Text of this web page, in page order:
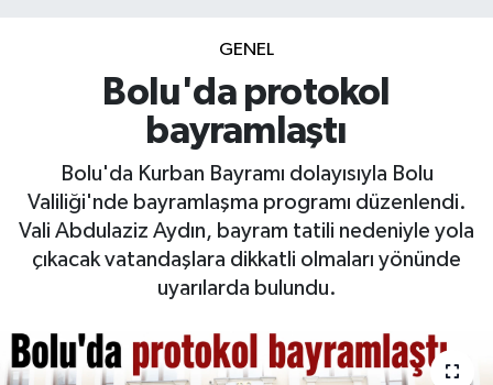
GENEL
Bolu'da protokol
bayramlaştı
Bolu'da Kurban Bayramı dolayısıyla Bolu
Valiliği'nde bayramlaşma programı düzenlendi.
Vali Abdulaziz Aydın, bayram tatili nedeniyle yola
çıkacak vatandaşlara dikkatli olmaları yönünde
uyarılarda bulundu.